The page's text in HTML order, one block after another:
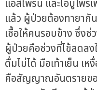
แอสไพริน และไอบูโพร
แล้ว ผู้ป่วยต้องทายากั
เชื้อให้คนรอบข้าง ซึ่ง
ผู้ป่วยคือช่วงที่ไข้ลดล
ดื่มไม่ได้ มือเท้าเย็น เ
คือสัญญาณอันตรายขอ